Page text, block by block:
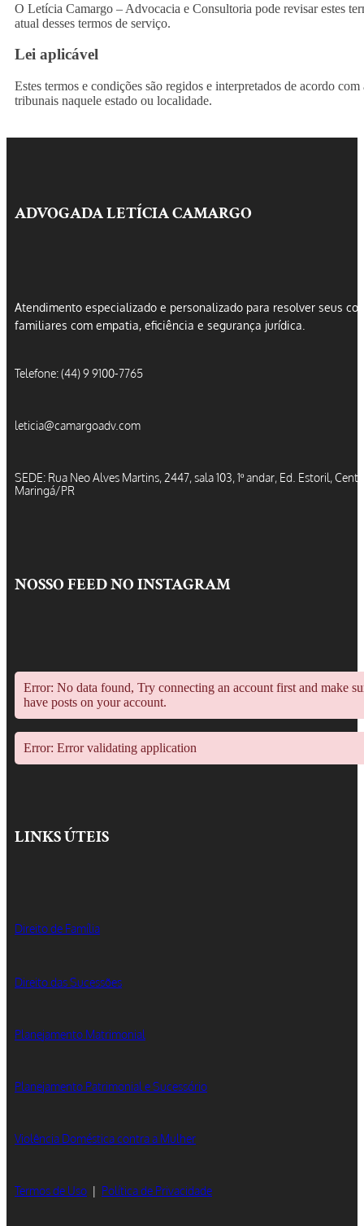
O Letícia Camargo – Advocacia e Consultoria pode revisar estes
atual desses termos de serviço.
Lei aplicável
Estes termos e condições são regidos e interpretados de acordo
tribunais naquele estado ou localidade.
ADVOGADA LETÍCIA CAMARGO
Atendimento especializado e personalizado para resolver seus
familiares com empatia, eficiência e segurança jurídica.
Telefone: (44) 9 9100-7765
leticia@camargoadv.com
SEDE: Rua Neo Alves Martins, 2447, sala 103, 1º andar, Ed. Estoril,
Maringá/PR
NOSSO FEED NO INSTAGRAM
Error: No data found, Try connecting an account first and make
have posts on your account.
Error: Error validating application
LINKS ÚTEIS
Direito de Família
Direito das Sucessões
Planejamento Matrimonial
Planejamento Patrimonial e Sucessório
Violência Doméstica contra a Mulher
Termos de Uso | Política de Privacidade